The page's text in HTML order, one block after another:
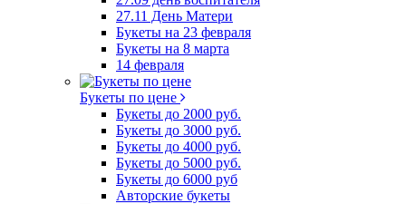
27.11 День Матери
Букеты на 23 февраля
Букеты на 8 марта
14 февраля
Букеты по цене
Букеты до 2000 руб.
Букеты до 3000 руб.
Букеты до 4000 руб.
Букеты до 5000 руб.
Букеты до 6000 руб
Авторские букеты